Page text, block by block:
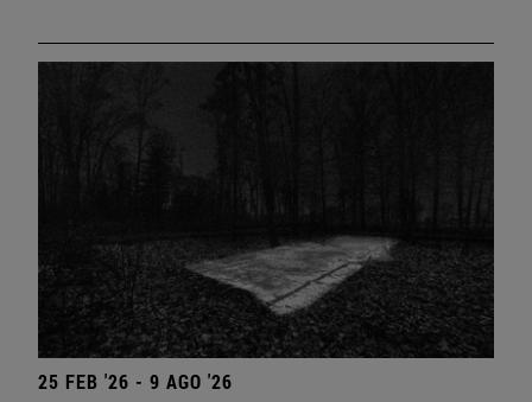
25 FEB '26 - 9 AGO '26